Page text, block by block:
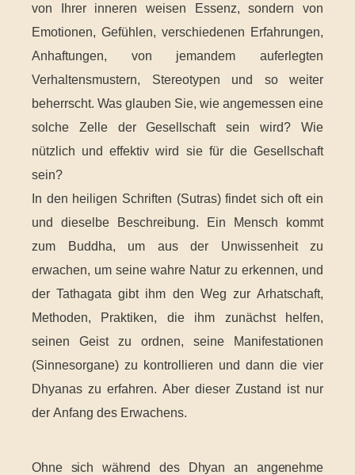
von Ihrer inneren weisen Essenz, sondern von
Emotionen, Gefühlen, verschiedenen Erfahrungen,
Anhaftungen, von jemandem auferlegten
Verhaltensmustern, Stereotypen und so weiter
beherrscht. Was glauben Sie, wie angemessen eine
solche Zelle der Gesellschaft sein wird? Wie
nützlich und effektiv wird sie für die Gesellschaft
sein?
In den heiligen Schriften (Sutras) findet sich oft ein
und dieselbe Beschreibung. Ein Mensch kommt
zum Buddha, um aus der Unwissenheit zu
erwachen, um seine wahre Natur zu erkennen, und
der Tathagata gibt ihm den Weg zur Arhatschaft,
Methoden, Praktiken, die ihm zunächst helfen,
seinen Geist zu ordnen, seine Manifestationen
(Sinnesorgane) zu kontrollieren und dann die vier
Dhyanas zu erfahren. Aber dieser Zustand ist nur
der Anfang des Erwachens.
Ohne sich während des Dhyan an angenehme